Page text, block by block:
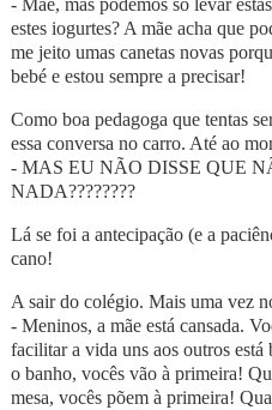
- Mãe, mas podemos só levar
estes iogurtes? A mãe acha que
me jeito umas canetas novas
bebé e estou sempre a precisar!
Como boa pedagoga que tentas
essa conversa no carro. Até ao
- MAS EU NÃO DISSE QUE
NADA????????
Lá se foi a antecipação (e a
cano!
A sair do colégio. Mais uma vez
- Meninos, a mãe está cansada.
facilitar a vida uns aos outros está
o banho, vocês vão à primeira!
mesa, vocês põem à primeira!